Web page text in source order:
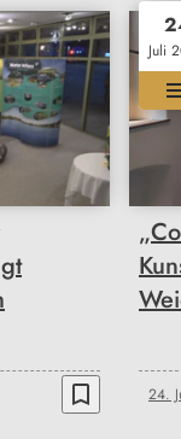
bookmark_border
Juli
24.